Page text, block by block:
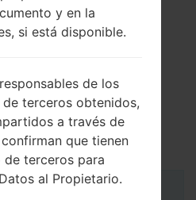
y en la
si está disponible.
de los
de terceros obtenidos,
a través de
que tienen
terceros para
al Propietario.